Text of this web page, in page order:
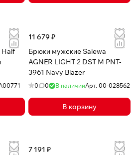
Half
11 679 ₽
Брюки мужские Salewa
AGNER LIGHT 2 DST M PNT-
3961 Navy Blazer
0 0 В наличииАрт. 00-028562
В корзину
7 191 ₽